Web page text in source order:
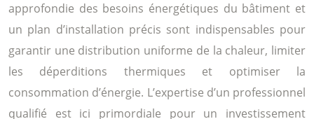
approfondie des besoins énergétiques du bâtiment et
un plan d’installation précis sont indispensables pour
garantir une distribution uniforme de la chaleur, limiter
les déperditions thermiques et optimiser la
consommation d’énergie. L’expertise d’un professionnel
qualifié est ici primordiale pour un investissement